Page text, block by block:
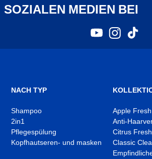
SOZIALEN MEDIEN BEI
YouTube
In
Instagram
In
In
NACH TYP
Shampoo
2in1
Pflegespülung
Kopfhautseren- und masken
Apple Fresh
Anti-
Citrus Fresh
Classic